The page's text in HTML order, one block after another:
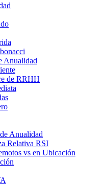
Anualidad
de RRHH
Anualidad
Relativa RSI
vs en Ubicación